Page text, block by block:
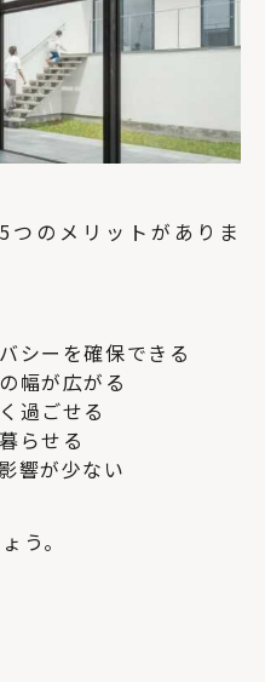
つのメリットがありま
シーを確保できる
幅が広がる
過ごせる
らせる
響が少ない
う。